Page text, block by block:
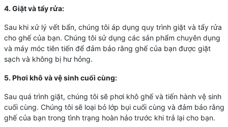
4. Giặt và tẩy rửa:
Sau khi xử lý vết bẩn, chúng tôi áp dụng quy trình giặt và tẩy rửa
cho ghế của bạn. Chúng tôi sử dụng các sản phẩm chuyên dụng
và máy móc tiên tiến để đảm bảo rằng ghế của bạn được giặt
sạch và không bị hư hỏng.
5. Phơi khô và vệ sinh cuối cùng:
Sau quá trình giặt, chúng tôi sẽ phơi khô ghế và tiến hành vệ sinh
cuối cùng. Chúng tôi sẽ loại bỏ lớp bụi cuối cùng và đảm bảo rằng
ghế của bạn trong tình trạng hoàn hảo trước khi trả lại cho bạn.